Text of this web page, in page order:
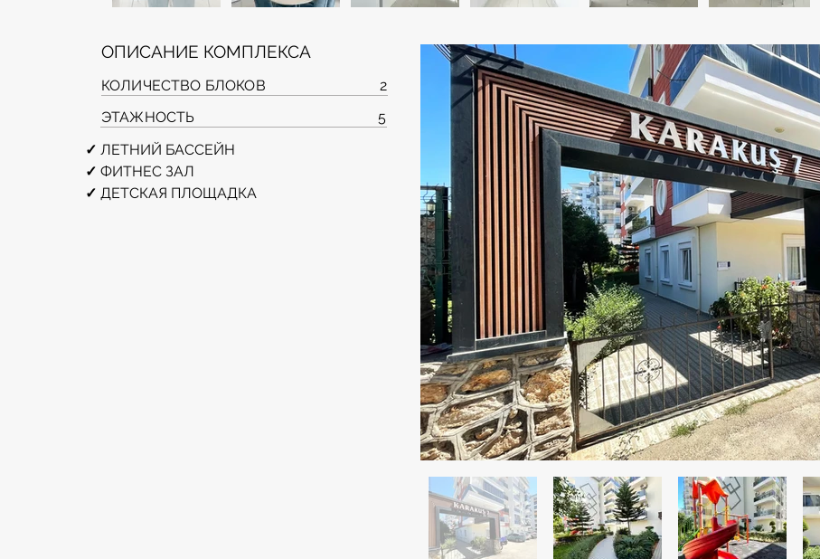
ОПИСАНИЕ КОМПЛЕКСА
КОЛИЧЕСТВО БЛОКОВ
2
ЭТАЖНОСТЬ
5
✓ ЛЕТНИЙ БАССЕЙН
✓ ФИТНЕС ЗАЛ
✓ ДЕТСКАЯ ПЛОЩАДКА